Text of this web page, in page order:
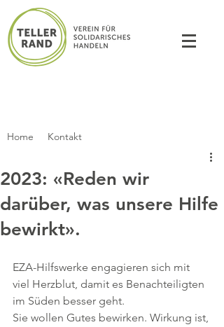
Home Kontakt
2023: «Reden wir
darüber, was unsere Hilfe
bewirkt».
EZA-Hilfswerke engagieren sich mit
viel Herzblut, damit es Benachteiligten
im Süden besser geht.
Sie wollen Gutes bewirken. Wirkung ist,